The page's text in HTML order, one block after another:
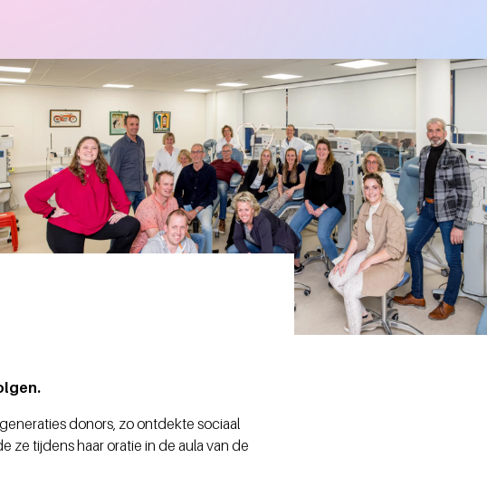
donors, zo ontdekte sociaal
ze tijdens haar oratie in de aula van de